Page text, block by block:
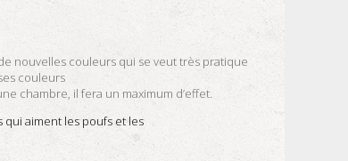
nouvelles couleurs qui se veut très pratique
couleurs
chambre, il fera un maximum d’effet.
qui aiment les poufs et les